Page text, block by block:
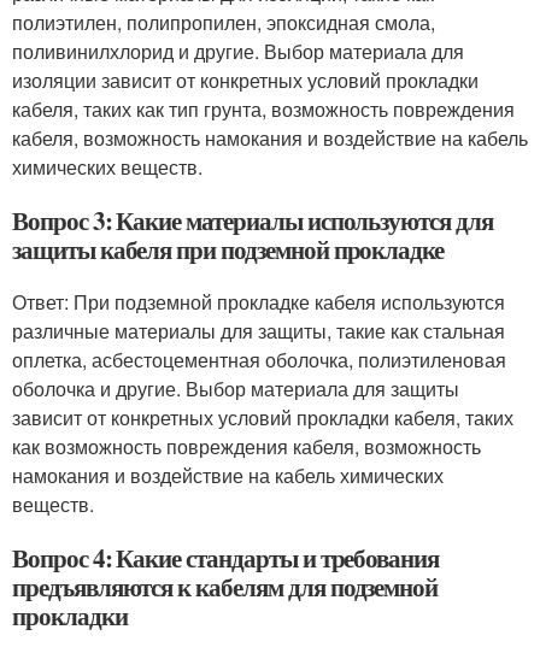
полиэтилен, полипропилен, эпоксидная смола,
поливинилхлорид и другие. Выбор материала для
изоляции зависит от конкретных условий прокладки
кабеля, таких как тип грунта, возможность повреждения
кабеля, возможность намокания и воздействие на кабель
химических веществ.
Вопрос 3: Какие материалы используются для
защиты кабеля при подземной прокладке
Ответ: При подземной прокладке кабеля используются
различные материалы для защиты, такие как стальная
оплетка, асбестоцементная оболочка, полиэтиленовая
оболочка и другие. Выбор материала для защиты
зависит от конкретных условий прокладки кабеля, таких
как возможность повреждения кабеля, возможность
намокания и воздействие на кабель химических
веществ.
Вопрос 4: Какие стандарты и требования
предъявляются к кабелям для подземной
прокладки